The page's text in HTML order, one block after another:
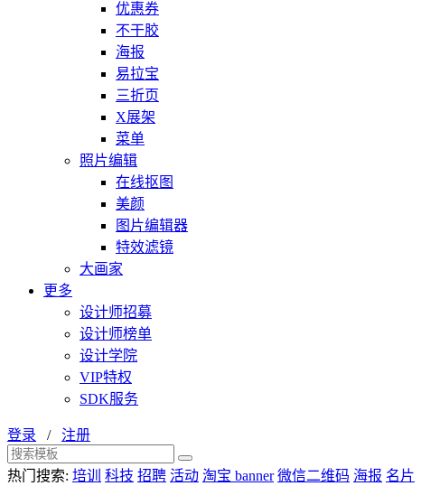
优惠券
不干胶
海报
易拉宝
三折页
X展架
菜单
照片编辑
在线抠图
美颜
图片编辑器
特效滤镜
大画家
更多
设计师招募
设计师榜单
设计学院
VIP特权
SDK服务
登录 / 注册
热门搜索: 培训 科技 招聘 活动 淘宝 banner 微信二维码 海报 名片